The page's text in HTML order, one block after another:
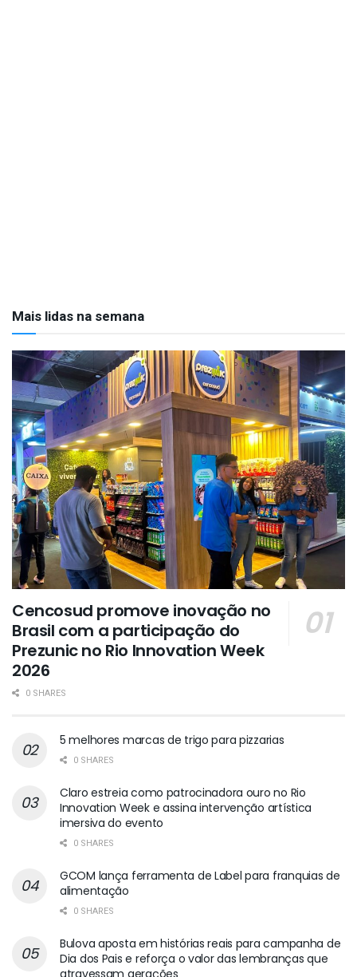
Mais lidas na semana
Cencosud promove inovação no
Brasil com a participação do
Prezunic no Rio Innovation Week
2026
0 SHARES
5 melhores marcas de trigo para pizzarias
0 SHARES
Claro estreia como patrocinadora ouro no Rio
Innovation Week e assina intervenção artística
imersiva do evento
0 SHARES
GCOM lança ferramenta de Label para franquias de
alimentação
0 SHARES
Bulova aposta em histórias reais para campanha de
Dia dos Pais e reforça o valor das lembranças que